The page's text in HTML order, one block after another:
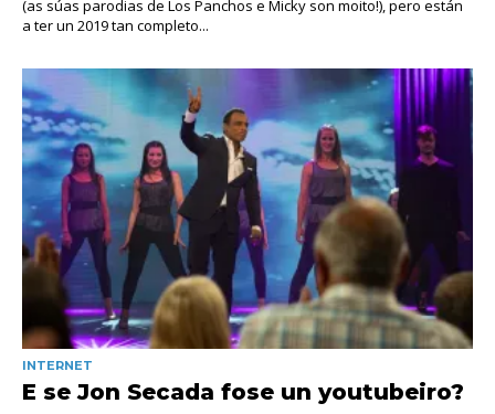
(as súas parodias de Los Panchos e Micky son moito!), pero están
a ter un 2019 tan completo...
INTERNET
E se Jon Secada fose un youtubeiro?